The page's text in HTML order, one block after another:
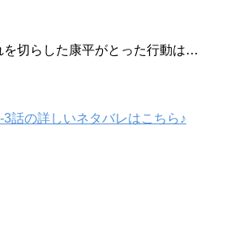
を切らした康平がとった行動は…
話の詳しいネタバレはこちら♪